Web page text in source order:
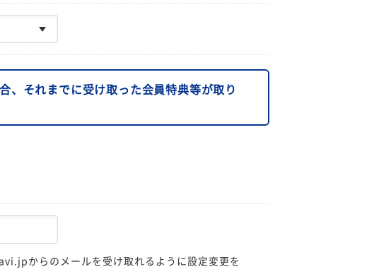
、それまでに受け取った会員特典等が取り
からのメールを受け取れるように設定変更を